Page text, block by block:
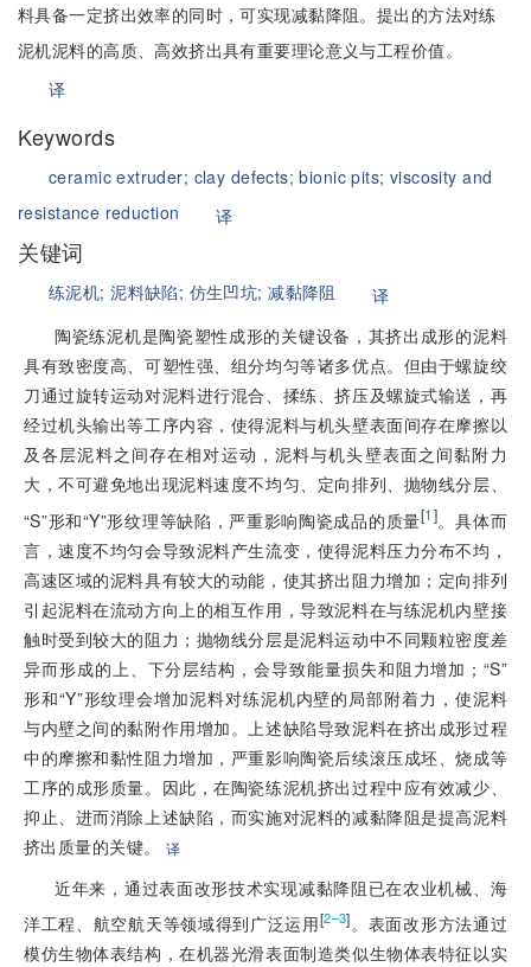
料具备一定挤出效率的同时，可实现减黏降阻。提出的方法对练
泥机泥料的高质、高效挤出具有重要理论意义与工程价值。
译
Keywords
ceramic extruder; clay defects;bionic pits; viscosity and
resistance reduction
译
关键词
练泥机;泥料缺陷; 仿生凹坑;减黏降阻
译
陶瓷练泥机是陶瓷塑性成形的关键设备，其挤出成形的泥料
具有致密度高、可塑性强、组分均匀等诸多优点。但由于螺旋绞
刀通过旋转运动对泥料进行混合、揉练、挤压及螺旋式输送，再
经过机头输出等工序内容，使得泥料与机头壁表面间存在摩擦以
及各层泥料之间存在相对运动，泥料与机头壁表面之间黏附力
大，不可避免地出现泥料速度不均匀、定向排列、抛物线分层、
“S”形和“Y”形纹理等缺陷，严重影响陶瓷成品的质量[1]。具体而
言，速度不均匀会导致泥料产生流变，使得泥料压力分布不均，
高速区域的泥料具有较大的动能，使其挤出阻力增加；定向排列
引起泥料在流动方向上的相互作用，导致泥料在与练泥机内壁接
触时受到较大的阻力；抛物线分层是泥料运动中不同颗粒密度差
异而形成的上、下分层结构，会导致能量损失和阻力增加；“S”
形和“Y”形纹理会增加泥料对练泥机内壁的局部附着力，使泥料
与内壁之间的黏附作用增加。上述缺陷导致泥料在挤出成形过程
中的摩擦和黏性阻力增加，严重影响陶瓷后续滚压成坯、烧成等
工序的成形质量。因此，在陶瓷练泥机挤出过程中应有效减少、
抑止、进而消除上述缺陷，而实施对泥料的减黏降阻是提高泥料
挤出质量的关键。
译
近年来，通过表面改形技术实现减黏降阻已在农业机械、海
洋工程、航空航天等领域得到广泛运用[2–3]。表面改形方法通过
模仿生物体表结构，在机器光滑表面制造类似生物体表特征以实